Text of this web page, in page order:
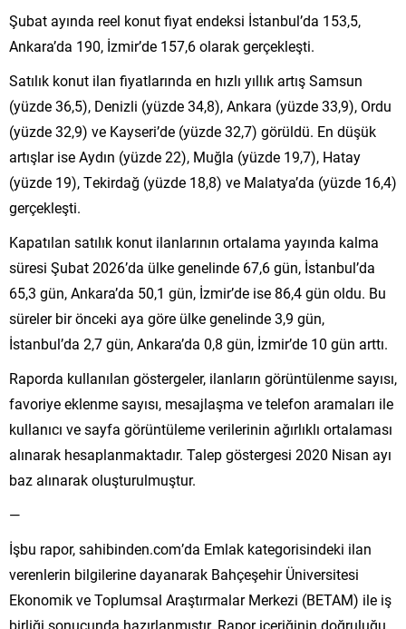
Şubat ayında reel konut fiyat endeksi İstanbul’da 153,5,
Ankara’da 190, İzmir’de 157,6 olarak gerçekleşti.
Satılık konut ilan fiyatlarında en hızlı yıllık artış Samsun
(yüzde 36,5), Denizli (yüzde 34,8), Ankara (yüzde 33,9), Ordu
(yüzde 32,9) ve Kayseri’de (yüzde 32,7) görüldü. En düşük
artışlar ise Aydın (yüzde 22), Muğla (yüzde 19,7), Hatay
(yüzde 19), Tekirdağ (yüzde 18,8) ve Malatya’da (yüzde 16,4)
gerçekleşti.
Kapatılan satılık konut ilanlarının ortalama yayında kalma
süresi Şubat 2026’da ülke genelinde 67,6 gün, İstanbul’da
65,3 gün, Ankara’da 50,1 gün, İzmir’de ise 86,4 gün oldu. Bu
süreler bir önceki aya göre ülke genelinde 3,9 gün,
İstanbul’da 2,7 gün, Ankara’da 0,8 gün, İzmir’de 10 gün arttı.
Raporda kullanılan göstergeler, ilanların görüntülenme sayısı,
favoriye eklenme sayısı, mesajlaşma ve telefon aramaları ile
kullanıcı ve sayfa görüntüleme verilerinin ağırlıklı ortalaması
alınarak hesaplanmaktadır. Talep göstergesi 2020 Nisan ayı
baz alınarak oluşturulmuştur.
—
İşbu rapor, sahibinden.com’da Emlak kategorisindeki ilan
verenlerin bilgilerine dayanarak Bahçeşehir Üniversitesi
Ekonomik ve Toplumsal Araştırmalar Merkezi (BETAM) ile iş
birliği sonucunda hazırlanmıştır. Rapor içeriğinin doğruluğu